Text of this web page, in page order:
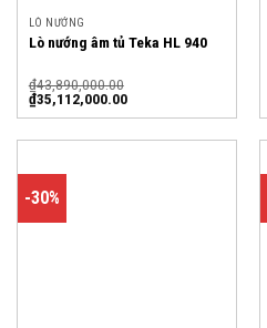
LÒ NƯỚNG
Lò nướng âm tủ Teka HL 940
₫43,890,000.00
₫35,112,000.00
-30%